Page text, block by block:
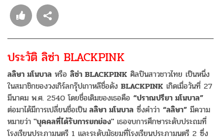
ประวัติ ลิซ่า BLACKPINK
ลลิษา มโนบาล หรือ ลิซ่า BLACKPINK ศิลปินสาวชาวไทย เป็นหนึ่ง
ในสมาชิกของวงเกิร์ลกรุ๊ปเกาหลีชื่อดัง BLACKPINK เกิดเมื่อวันที่ 27
มีนาคม พ.ศ. 2540 โดยชื่อเดิมของเธอคือ “ปราณปรียา มโนบาล”
ต่อมาได้มีการเปลี่ยนชื่อเป็น ลลิษา มโนบาล ซึ่งคำว่า “ลลิษา” มีความ
หมายว่า "บุคคลที่ได้รับการยกย่อง" เธอจบการศึกษาระดับประถมที่
โรงเรียนประภามนตรี 1 และระดับมัธยมที่โรงเรียนประภามนตรี 2 ซึ่ง